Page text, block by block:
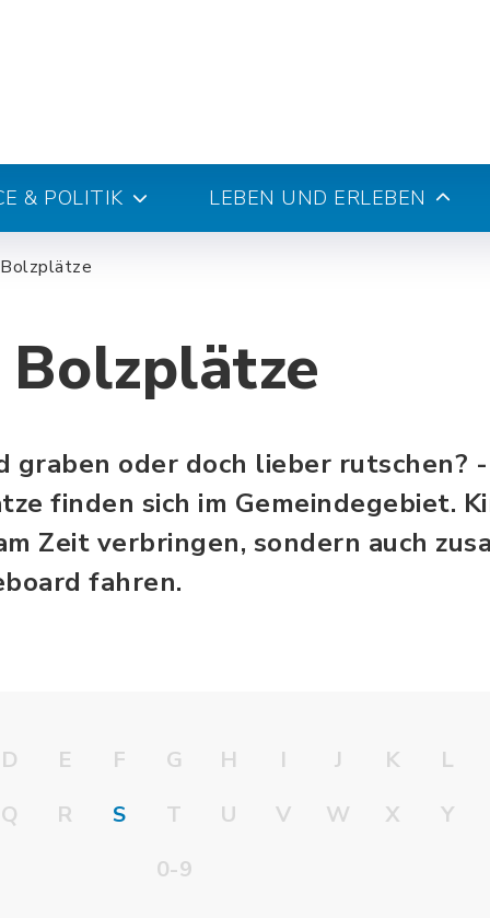
& POLITIK LEBEN UND ERLEBEN
graben oder doch lieber rutschen?
finden sich im Gemeindegebiet.
Zeit verbringen, sondern auch
fahren.
D E F G H I J K L
Q
R S T U V W X Y
0-9